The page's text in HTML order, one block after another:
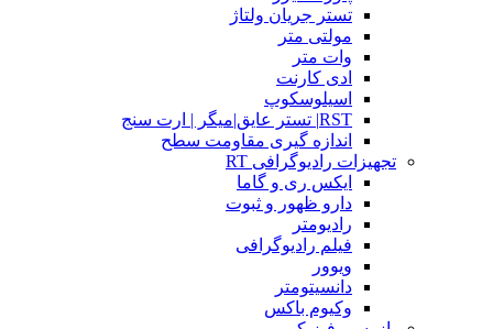
تستر جریان ولتاژ
مولتی متر
وات متر
ادی کارنت
اسیلوسکوپ
RST| تستر عایق|میگر | ارت سنج
اندازه گیری مقاومت سطح
تجهیزات رادیوگرافی RT
ایکس ری و گاما
دارو ظهور و ثبوت
رادیومتر
فیلم رادیوگرافی
ویوور
دانسیتومتر
وکیوم باکس